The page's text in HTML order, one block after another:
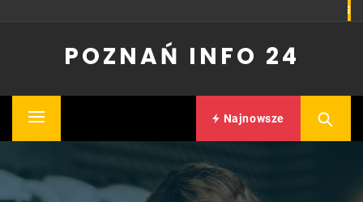
POZNAŃ INFO 24
Primary
Najnowsze